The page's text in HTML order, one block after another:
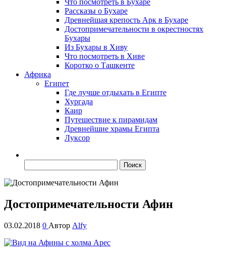
Что посмотреть в Бухаре
Рассказы о Бухаре
Древнейшая крепость Арк в Бухаре
Достопримечательности в окрестностях
Бухары
Из Бухары в Хиву
Что посмотреть в Хиве
Коротко о Ташкенте
Африка
Египет
Где лучше отдыхать в Египте
Хургада
Каир
Путешествие к пирамидам
Древнейшие храмы Египта
Луксор
Достопримечательности Афин
03.02.2018 0 Автор Alfy